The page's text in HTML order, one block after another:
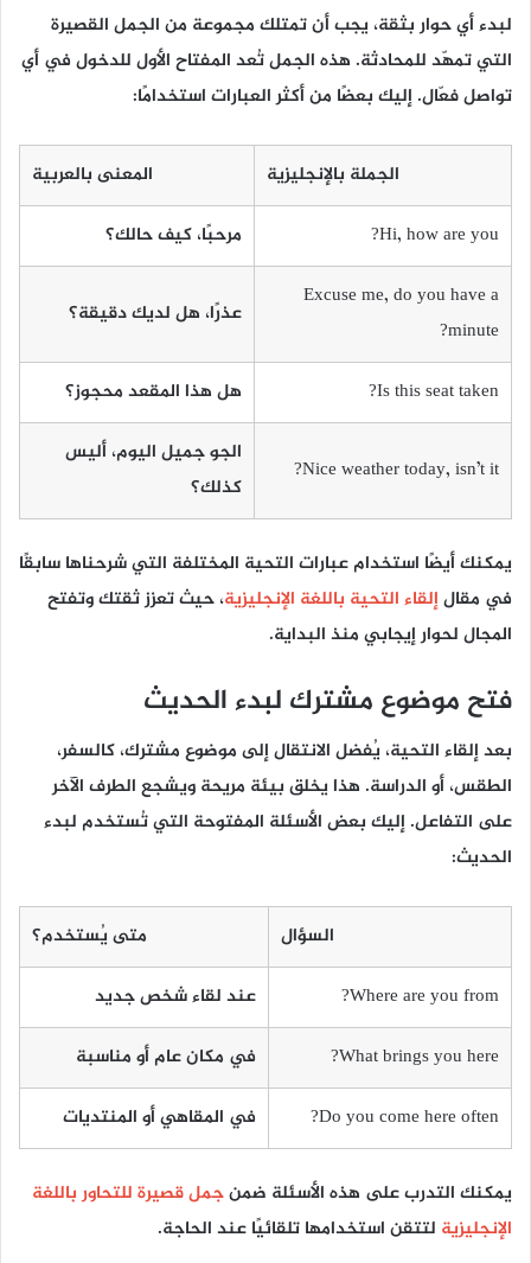
لبدء أي حوار بثقة، يجب أن تمتلك مجموعة من الجمل القصيرة
التي تمهّد للمحادثة. هذه الجمل تُعد المفتاح الأول للدخول في أي
تواصل فعّال. إليك بعضًا من أكثر العبارات استخدامًا:
الجملة بالإنجليزية المعنى بالعربية
Hi, how are you? مرحبًا، كيف حالك؟
Excuse me, do you have a
minute?
عذرًا، هل لديك دقيقة؟
Is this seat taken? هل هذا المقعد محجوز؟
Nice weather today, isn’t it?
الجو جميل اليوم، أليس
كذلك؟
يمكنك أيضًا استخدام عبارات التحية المختلفة التي شرحناها سابقًا
في مقالإلقاء التحية باللغة الإنجليزية، حيث تعزز ثقتك وتفتح
المجال لحوار إيجابي منذ البداية.
فتح موضوع مشترك لبدء الحديث
بعد إلقاء التحية، يُفضل الانتقال إلى موضوع مشترك، كالسفر،
الطقس، أو الدراسة. هذا يخلق بيئة مريحة ويشجع الطرف الآخر
على التفاعل. إليك بعض الأسئلة المفتوحة التي تُستخدم لبدء
الحديث:
السؤال متى يُستخدم؟
Where are you from? عند لقاء شخص جديد
What brings you here? في مكان عام أو مناسبة
Do you come here often? في المقاهي أو المنتديات
يمكنك التدرب على هذه الأسئلة ضمنجمل قصيرة للتحاور باللغة
الإنجليزية لتتقن استخدامها تلقائيًا عند الحاجة.